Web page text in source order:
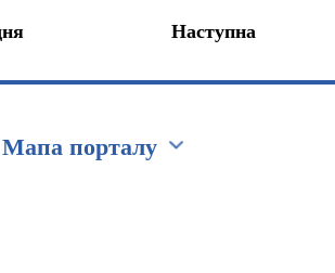
Наступна
Мапа порталу